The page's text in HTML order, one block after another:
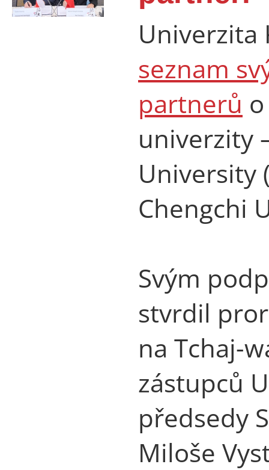
Univerzita
seznam
partnerů
univerzity
University
Chengchi
Svým
stvrdil
na Tchaj-
zástupců
předsedy
Miloše